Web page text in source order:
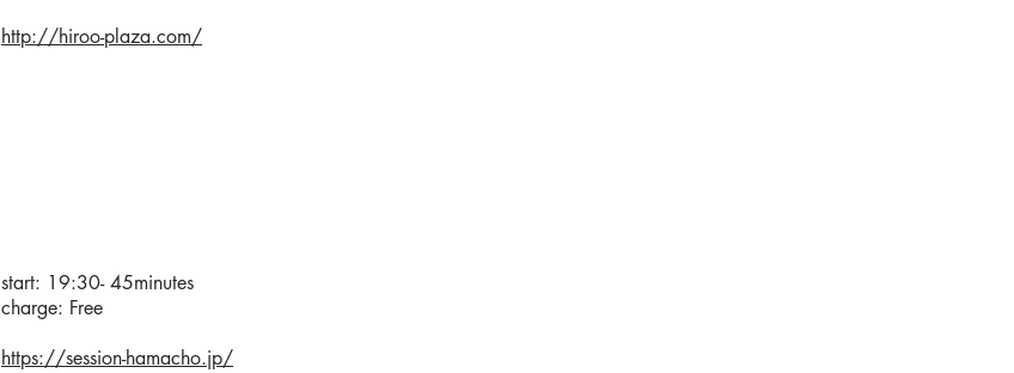
http://hiroo-plaza.com/
start: 19:30- 45minutes
charge: Free
https://session-hamacho.jp/